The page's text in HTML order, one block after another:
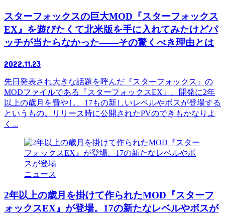
スターフォックスの巨大MOD『スターフォックス
EX』を遊びたくて北米版を手に入れてみたけどパ
ッチが当たらなかった――その驚くべき理由とは
2022.11.23
先日発表され大きな話題を呼んだ『スターフォックス』の
MODファイルである『スターフォックスEX』。開発に2年
以上の歳月を費やし、17もの新しいレベルやボスが登場する
というもの。リリース時に公開されたPVのできもかなりよ
く...
ニュース
2年以上の歳月を掛けて作られたMOD『スターフ
ォックスEX』が登場。17の新たなレベルやボスが